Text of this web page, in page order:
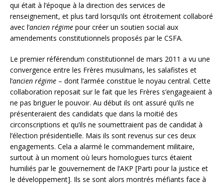
qui était à l’époque à la direction des services de
renseignement, et plus tard lorsqu’ils ont étroitement collaboré
avec l’ancien régime pour créer un soutien social aux
amendements constitutionnels proposés par le CSFA.
Le premier référendum constitutionnel de mars 2011 a vu une
convergence entre les Frères musulmans, les salafistes et
l’ancien régime – dont l’armée constitue le noyau central. Cette
collaboration reposait sur le fait que les Frères s’engageaient à
ne pas briguer le pouvoir. Au début ils ont assuré qu’ils ne
présenteraient des candidats que dans la moitié des
circonscriptions et qu’ils ne soumettraient pas de candidat à
l’élection présidentielle. Mais ils sont revenus sur ces deux
engagements. Cela a alarmé le commandement militaire,
surtout à un moment où leurs homologues turcs étaient
humiliés par le gouvernement de l’AKP [Parti pour la justice et
le développement]. Ils se sont alors montrés méfiants face à